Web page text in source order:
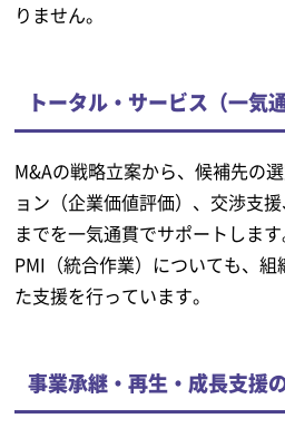
りません。
トータル・サービス（一気
M&Aの戦略立案から、候補先の
ョン（企業価値評価）、交渉支
までを一気通貫でサポートしま
PMI（統合作業）についても、
た支援を行っています。
事業承継・再生・成長支援